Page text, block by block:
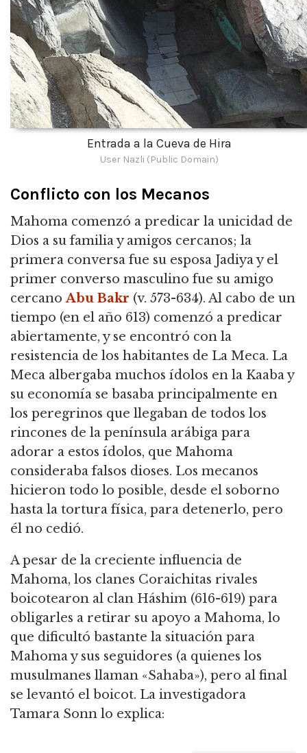
Entrada a la Cueva de Hira
User Nazli (Public Domain)
Conflicto con los Mecanos
Mahoma comenzó a predicar la unicidad de
Dios a su familia y amigos cercanos; la
primera conversa fue su esposa Jadiya y el
primer converso masculino fue su amigo
cercanoAbu Bakr (v. 573-634). Al cabo de un
tiempo (en el año 613) comenzó a predicar
abiertamente, y se encontró con la
resistencia de los habitantes de La Meca. La
Meca albergaba muchos ídolos en la Kaaba y
su economía se basaba principalmente en
los peregrinos que llegaban de todos los
rincones de la península arábiga para
adorar a estos ídolos, que Mahoma
consideraba falsos dioses. Los mecanos
hicieron todo lo posible, desde el soborno
hasta la tortura física, para detenerlo, pero
él no cedió.
A pesar de la creciente influencia de
Mahoma, los clanes Coraichitas rivales
boicotearon al clan Háshim (616-619) para
obligarles a retirar su apoyo a Mahoma, lo
que dificultó bastante la situación para
Mahoma y sus seguidores (a quienes los
musulmanes llaman «Sahaba»), pero al final
se levantó el boicot. La investigadora
Tamara Sonn lo explica: